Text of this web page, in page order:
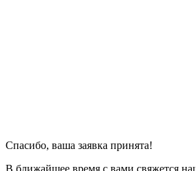
Спасибо, ваша заявка принята!
В ближайшее время с вами свяжется